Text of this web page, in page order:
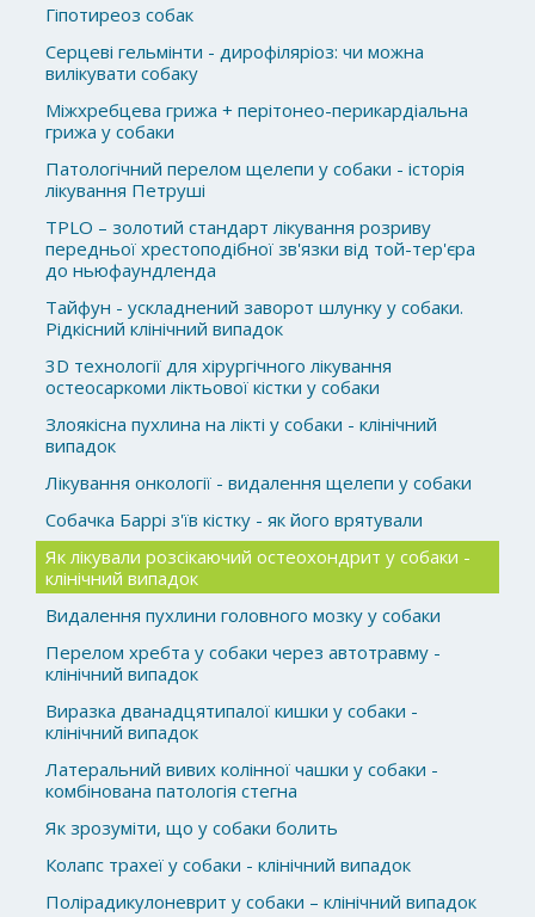
Гіпотиреоз собак
Серцеві гельмінти - дирофіляріоз: чи можна
вилікувати собаку
Міжхребцева грижа + перітонео-перикардіальна
грижа у собаки
Патологічний перелом щелепи у собаки - історія
лікування Петруші
TPLO – золотий стандарт лікування розриву
передньої хрестоподібної зв'язки від той-тер'єра
до ньюфаундленда
Тайфун - ускладнений заворот шлунку у собаки.
Рідкісний клінічний випадок
3D технології для хірургічного лікування
остеосаркоми ліктьової кістки у собаки
Злоякісна пухлина на лікті у собаки - клінічний
випадок
Лікування онкології - видалення щелепи у собаки
Собачка Баррі з'їв кістку - як його врятували
Як лікували розсікаючий остеохондрит у собаки -
клінічний випадок
Видалення пухлини головного мозку у собаки
Перелом хребта у собаки через автотравму -
клінічний випадок
Виразка дванадцятипалої кишки у собаки -
клінічний випадок
Латеральний вивих колінної чашки у собаки -
комбінована патологія стегна
Як зрозуміти, що у собаки болить
Колапс трахеї у собаки - клінічний випадок
Полірадикулоневрит у собаки – клінічний випадок